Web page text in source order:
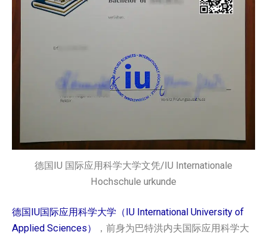
德国IU 国际应用科学大学文凭/IU Internationale
Hochschule urkunde
德国IU国际应用科学大学（IU International University of
Applied Sciences）
，前身为巴特洪内夫国际应用科学大